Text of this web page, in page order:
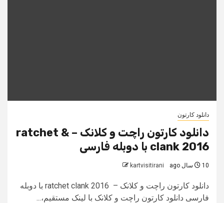
دانلود کارتون
دانلود کارتون راچت و کلانک – ratchet &
clank 2016 با دوبله فارسی
10 سال ago kartvisitirani
دانلود کارتون راچت و کلانک – ratchet clank 2016 با دوبله
فارسی دانلود کارتون راچت و کلانک با لینک مستقیم،...